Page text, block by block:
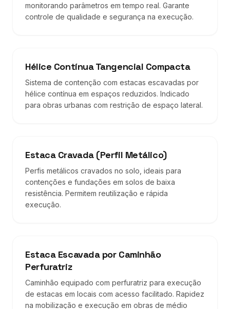
monitorando parâmetros em tempo real. Garante
controle de qualidade e segurança na execução.
Hélice Contínua Tangencial Compacta
Sistema de contenção com estacas escavadas por
hélice contínua em espaços reduzidos. Indicado
para obras urbanas com restrição de espaço lateral.
Estaca Cravada (Perfil Metálico)
Perfis metálicos cravados no solo, ideais para
contenções e fundações em solos de baixa
resistência. Permitem reutilização e rápida
execução.
Estaca Escavada por Caminhão
Perfuratriz
Caminhão equipado com perfuratriz para execução
de estacas em locais com acesso facilitado. Rapidez
na mobilização e execução em obras de médio